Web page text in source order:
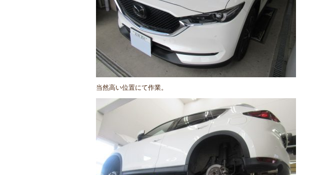
当然高い位置にて作業。